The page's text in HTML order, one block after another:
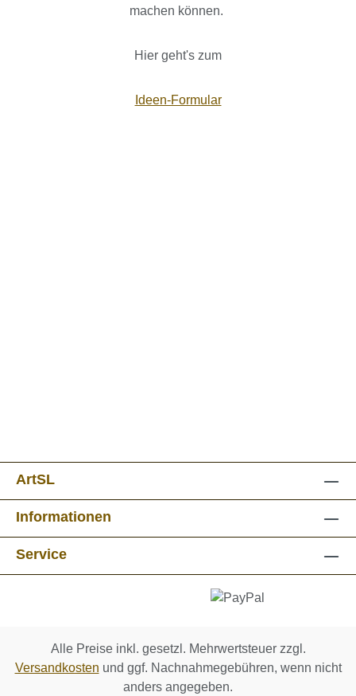
machen können.
Hier geht's zum
Ideen-Formular
ArtSL
Informationen
Service
Alle Preise inkl. gesetzl. Mehrwertsteuer zzgl.
Versandkosten und ggf. Nachnahmegebühren, wenn nicht
anders angegeben.